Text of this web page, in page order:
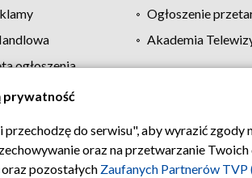
Ogłoszenie
Akademia
ogłoszenia
Regulamin TVP
prywatność
do serwisu", aby wyrazić
oraz na przetwarzanie
oraz pozostałych Zaufanych Partnerów